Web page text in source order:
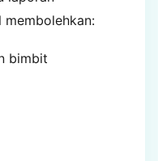
membolehkan:
bimbit